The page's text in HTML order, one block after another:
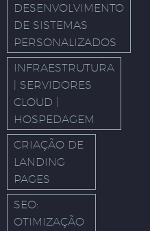
DESENVOLVIMENTO
DE SISTEMAS
PERSONALIZADOS
INFRAESTRUTURA
| SERVIDORES
CLOUD |
HOSPEDAGEM
CRIAÇÃO DE
LANDING
PAGES
SEO:
OTIMIZAÇÃO